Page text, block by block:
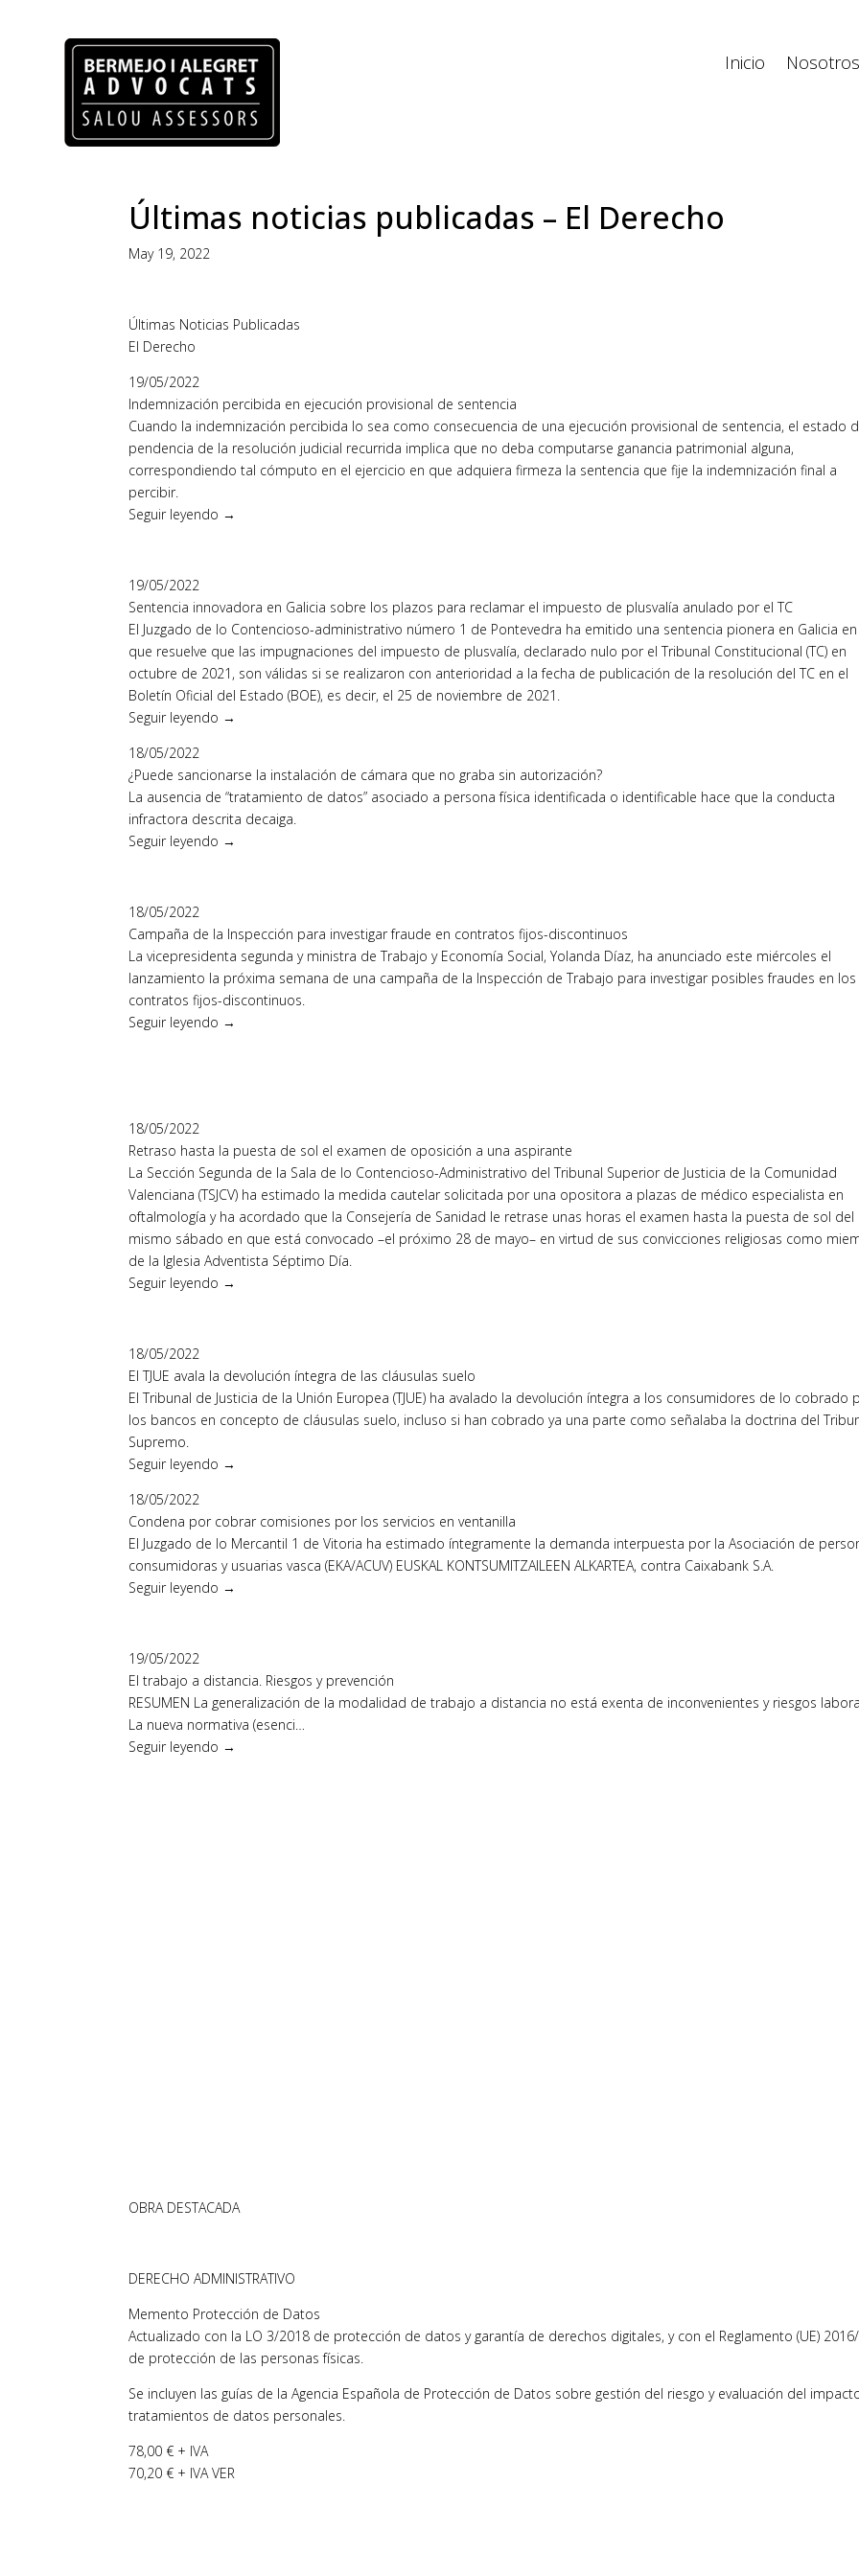
Inicio Nosotros
Últimas noticias publicadas – El Derecho
May 19, 2022
Últimas Noticias Publicadas
El Derecho
19/05/2022
Indemnización percibida en ejecución provisional de sentencia
Cuando la indemnización percibida lo sea como consecuencia de una ejecución provisional de sentencia, el estado
pendencia de la resolución judicial recurrida implica que no deba computarse ganancia patrimonial alguna,
correspondiendo tal cómputo en el ejercicio en que adquiera firmeza la sentencia que fije la indemnización final a
percibir.
Seguir leyendo →
19/05/2022
Sentencia innovadora en Galicia sobre los plazos para reclamar el impuesto de plusvalía anulado por el TC
El Juzgado de lo Contencioso-administrativo número 1 de Pontevedra ha emitido una sentencia pionera en Galicia
que resuelve que las impugnaciones del impuesto de plusvalía, declarado nulo por el Tribunal Constitucional (TC) en
octubre de 2021, son válidas si se realizaron con anterioridad a la fecha de publicación de la resolución del TC en el
Boletín Oficial del Estado (BOE), es decir, el 25 de noviembre de 2021.
Seguir leyendo →
18/05/2022
¿Puede sancionarse la instalación de cámara que no graba sin autorización?
La ausencia de “tratamiento de datos” asociado a persona física identificada o identificable hace que la conducta
infractora descrita decaiga.
Seguir leyendo →
18/05/2022
Campaña de la Inspección para investigar fraude en contratos fijos-discontinuos
La vicepresidenta segunda y ministra de Trabajo y Economía Social, Yolanda Díaz, ha anunciado este miércoles el
lanzamiento la próxima semana de una campaña de la Inspección de Trabajo para investigar posibles fraudes en los
contratos fijos-discontinuos.
Seguir leyendo →
18/05/2022
Retraso hasta la puesta de sol el examen de oposición a una aspirante
La Sección Segunda de la Sala de lo Contencioso-Administrativo del Tribunal Superior de Justicia de la Comunidad
Valenciana (TSJCV) ha estimado la medida cautelar solicitada por una opositora a plazas de médico especialista en
oftalmología y ha acordado que la Consejería de Sanidad le retrase unas horas el examen hasta la puesta de sol del
mismo sábado en que está convocado –el próximo 28 de mayo– en virtud de sus convicciones religiosas como
de la Iglesia Adventista Séptimo Día.
Seguir leyendo →
18/05/2022
El TJUE avala la devolución íntegra de las cláusulas suelo
El Tribunal de Justicia de la Unión Europea (TJUE) ha avalado la devolución íntegra a los consumidores de lo cobrado
los bancos en concepto de cláusulas suelo, incluso si han cobrado ya una parte como señalaba la doctrina del
Supremo.
Seguir leyendo →
18/05/2022
Condena por cobrar comisiones por los servicios en ventanilla
El Juzgado de lo Mercantil 1 de Vitoria ha estimado íntegramente la demanda interpuesta por la Asociación de
consumidoras y usuarias vasca (EKA/ACUV) EUSKAL KONTSUMITZAILEEN ALKARTEA, contra Caixabank S.A.
Seguir leyendo →
19/05/2022
El trabajo a distancia. Riesgos y prevención
RESUMEN La generalización de la modalidad de trabajo a distancia no está exenta de inconvenientes y riesgos
La nueva normativa (esenci…
Seguir leyendo →
OBRA DESTACADA
DERECHO ADMINISTRATIVO
Memento Protección de Datos
Actualizado con la LO 3/2018 de protección de datos y garantía de derechos digitales, y con el Reglamento (UE)
de protección de las personas físicas.
Se incluyen las guías de la Agencia Española de Protección de Datos sobre gestión del riesgo y evaluación del
tratamientos de datos personales.
78,00 € + IVA
70,20 € + IVA VER